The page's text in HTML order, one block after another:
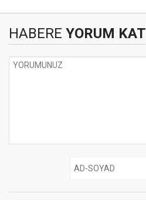
HABERE YORUM KAT